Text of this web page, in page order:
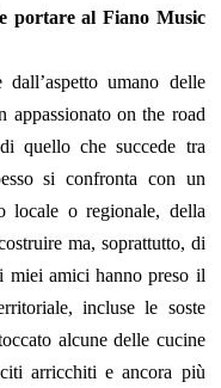
portare al Fiano Music
umano delle
appassionato on the road
quello che succede tra
si confronta con un
locale o regionale, della
ma, soprattutto, di
miei amici hanno preso il
incluse le soste
alcune delle cucine
arricchiti e ancora più